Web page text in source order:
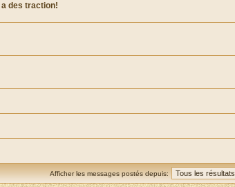
des traction!
Afficher les messages postés depuis: